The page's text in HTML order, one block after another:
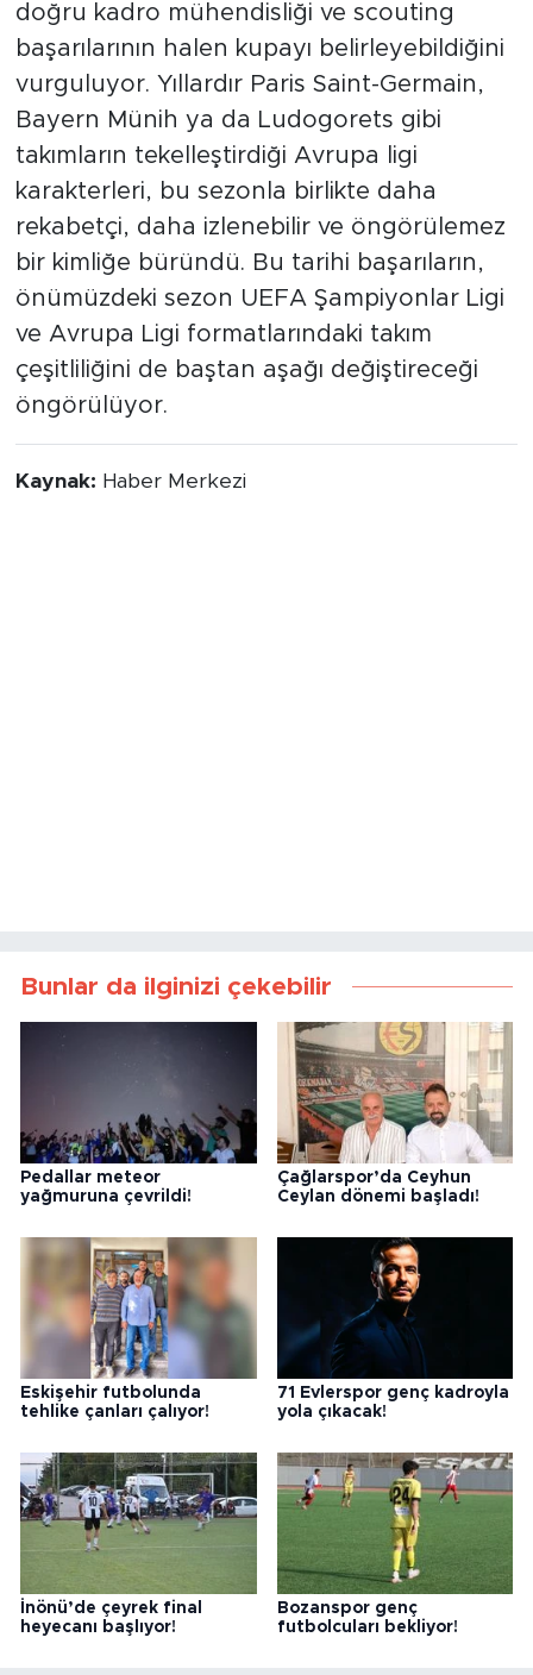
doğru kadro mühendisliği ve scouting
başarılarının halen kupayı belirleyebildiğini
vurguluyor. Yıllardır Paris Saint-Germain,
Bayern Münih ya da Ludogorets gibi
takımların tekelleştirdiği Avrupa ligi
karakterleri, bu sezonla birlikte daha
rekabetçi, daha izlenebilir ve öngörülemez
bir kimliğe büründü. Bu tarihi başarıların,
önümüzdeki sezon UEFA Şampiyonlar Ligi
ve Avrupa Ligi formatlarındaki takım
çeşitliliğini de baştan aşağı değiştireceği
öngörülüyor.
Kaynak: Haber Merkezi
Bunlar da ilginizi çekebilir
Pedallar meteor
yağmuruna çevrildi!
Çağlarspor’da Ceyhun
Ceylan dönemi başladı!
Eskişehir futbolunda
tehlike çanları çalıyor!
71 Evlerspor genç kadroyla
yola çıkacak!
İnönü’de çeyrek final
heyecanı başlıyor!
Bozanspor genç
futbolcuları bekliyor!